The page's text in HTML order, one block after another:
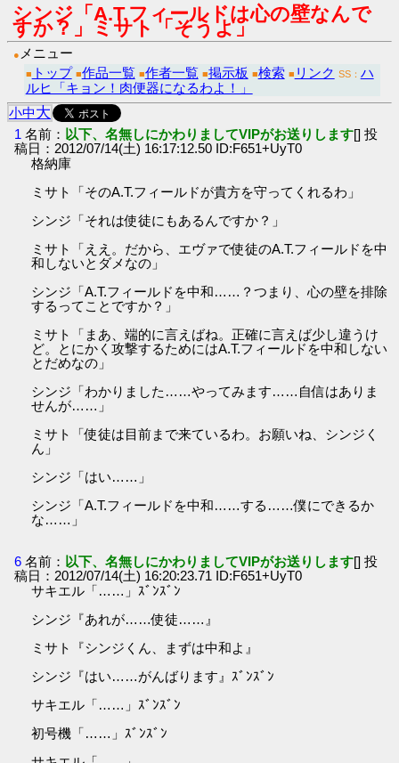
シンジ「A.T.フィールドは心の壁なんで
すか？」ミサト「そうよ」
● メニュー
■ トップ ■作品一覧 ■作者一覧 ■掲示板 ■検索 ■ リンク SS： ハ
ルヒ「キョン！肉便器になるわよ！」
小中大
1 名前： 以下、名無しにかわりましてVIPがお送りします[] 投
稿日：2012/07/14(土) 16:17:12.50 ID:F651+UyT0
格納庫
ミサト「そのA.T.フィールドが貴方を守ってくれるわ」
シンジ「それは使徒にもあるんですか？」
ミサト「ええ。だから、エヴァで使徒のA.T.フィールドを中
和しないとダメなの」
シンジ「A.T.フィールドを中和……？つまり、心の壁を排除
するってことですか？」
ミサト「まあ、端的に言えばね。正確に言えば少し違うけ
ど。とにかく攻撃するためにはA.T.フィールドを中和しない
とだめなの」
シンジ「わかりました……やってみます……自信はありま
せんが……」
ミサト「使徒は目前まで来ているわ。お願いね、シンジく
ん」
シンジ「はい……」
シンジ「A.T.フィールドを中和……する……僕にできるか
な……」
6 名前： 以下、名無しにかわりましてVIPがお送りします[] 投
稿日：2012/07/14(土) 16:20:23.71 ID:F651+UyT0
サキエル「……」ｽﾞﾝｽﾞﾝ
シンジ『あれが……使徒……』
ミサト『シンジくん、まずは中和よ』
シンジ『はい……がんばります』ｽﾞﾝｽﾞﾝ
サキエル「……」ｽﾞﾝｽﾞﾝ
初号機「……」ｽﾞﾝｽﾞﾝ